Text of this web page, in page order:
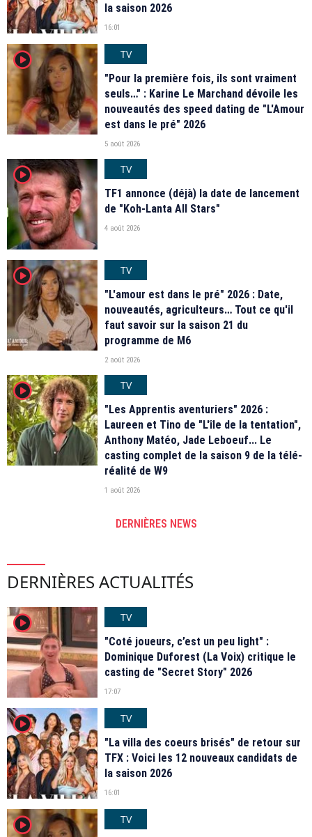
la saison 2026
16:01
player2
TV
"Pour la première fois, ils sont vraiment
seuls…" : Karine Le Marchand dévoile les
nouveautés des speed dating de "L'Amour
est dans le pré" 2026
5 août 2026
player2
TV
TF1 annonce (déjà) la date de lancement
de "Koh-Lanta All Stars"
4 août 2026
player2
TV
"L'amour est dans le pré" 2026 : Date,
nouveautés, agriculteurs… Tout ce qu'il
faut savoir sur la saison 21 du
programme de M6
2 août 2026
player2
TV
"Les Apprentis aventuriers" 2026 :
Laureen et Tino de "L'île de la tentation",
Anthony Matéo, Jade Leboeuf... Le
casting complet de la saison 9 de la télé-
réalité de W9
1 août 2026
DERNIÈRES NEWS
DERNIÈRES ACTUALITÉS
player2
TV
"Coté joueurs, c’est un peu light" :
Dominique Duforest (La Voix) critique le
casting de "Secret Story" 2026
17:07
player2
TV
"La villa des coeurs brisés" de retour sur
TFX : Voici les 12 nouveaux candidats de
la saison 2026
16:01
player2
TV